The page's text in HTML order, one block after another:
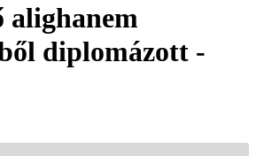
alighanem
diplomázott -